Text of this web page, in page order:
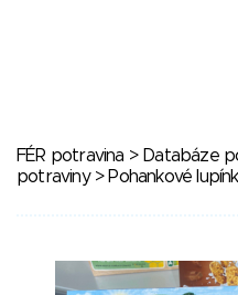
FÉR potravina > Databáze
potraviny> Pohankové